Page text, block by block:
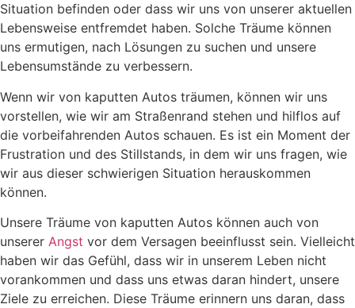
Situation befinden oder dass wir uns von unserer aktuellen
Lebensweise entfremdet haben. Solche Träume können
uns ermutigen, nach Lösungen zu suchen und unsere
Lebensumstände zu verbessern.
Wenn wir von kaputten Autos träumen, können wir uns
vorstellen, wie wir am Straßenrand stehen und hilflos auf
die vorbeifahrenden Autos schauen. Es ist ein Moment der
Frustration und des Stillstands, in dem wir uns fragen, wie
wir aus dieser schwierigen Situation herauskommen
können.
Unsere Träume von kaputten Autos können auch von
unserer Angst vor dem Versagen beeinflusst sein. Vielleicht
haben wir das Gefühl, dass wir in unserem Leben nicht
vorankommen und dass uns etwas daran hindert, unsere
Ziele zu erreichen. Diese Träume erinnern uns daran, dass